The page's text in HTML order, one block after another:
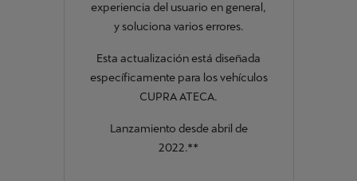
experiencia del usuario en general,
y soluciona varios errores.
Esta actualización está diseñada
específicamente para los vehículos
CUPRA ATECA.
Lanzamiento desde abril de
2022.**